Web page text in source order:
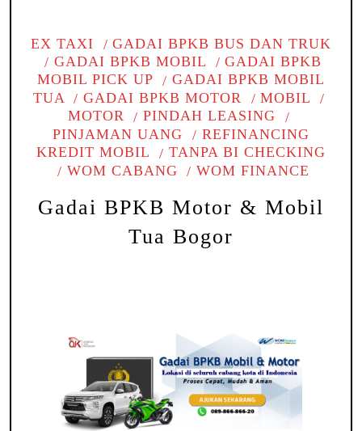
EX TAXI
GADAI BPKB BUS DAN TRUK
GADAI BPKB MOBIL
GADAI BPKB
MOBIL PICK UP
GADAI BPKB MOBIL
TUA
GADAI BPKB MOTOR
MOBIL
MOTOR
PINDAH LEASING
PINJAMAN UANG
REFINANCING
KREDIT MOBIL
TANPA BI CHECKING
WOM CABANG
WOM FINANCE
Gadai BPKB Motor & Mobil
Tua Bogor